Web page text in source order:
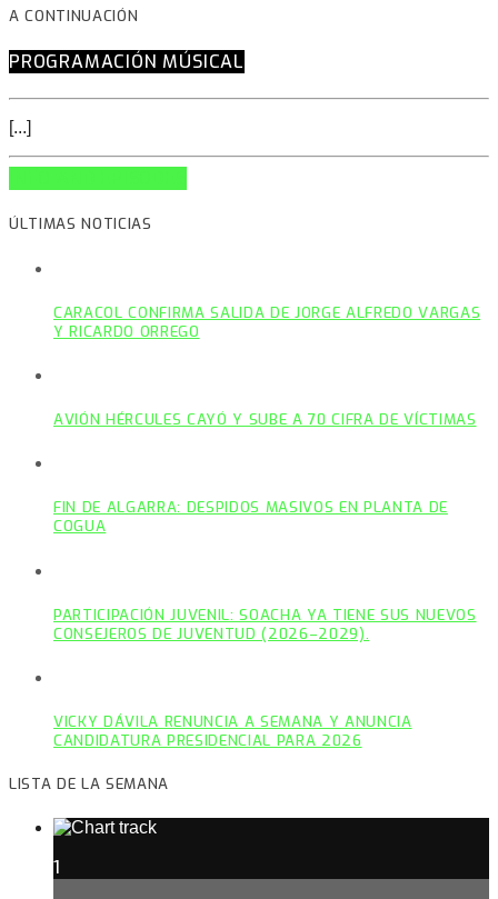
A CONTINUACIÓN
PROGRAMACIÓN MÚSICAL
[...]
ÚLTIMAS NOTICIAS
CARACOL CONFIRMA SALIDA DE JORGE ALFREDO VARGAS
Y RICARDO ORREGO
AVIÓN HÉRCULES CAYÓ Y SUBE A 70 CIFRA DE VÍCTIMAS
FIN DE ALGARRA: DESPIDOS MASIVOS EN PLANTA DE
COGUA
PARTICIPACIÓN JUVENIL: SOACHA YA TIENE SUS NUEVOS
CONSEJEROS DE JUVENTUD (2026–2029).
VICKY DÁVILA RENUNCIA A SEMANA Y ANUNCIA
CANDIDATURA PRESIDENCIAL PARA 2026
LISTA DE LA SEMANA
1